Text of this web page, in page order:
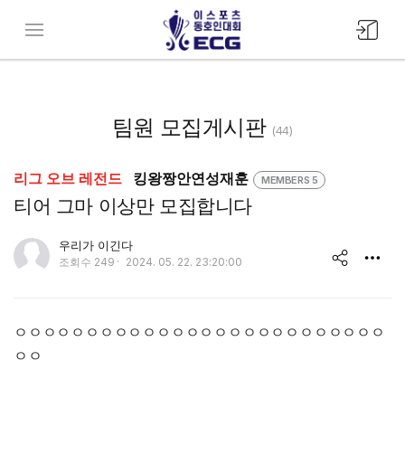
메뉴버튼
팀원 모집게시판 (44)
리그 오브 레전드 킹왕짱안연성재훈 MEMBERS 5
티어 그마 이상만 모집합니다
유저 이미지우리가 이긴다
조회수 249
작
성
2024. 05. 22. 23:20:00
ㅇㅇㅇㅇㅇㅇㅇㅇㅇㅇㅇㅇㅇㅇㅇㅇㅇㅇㅇㅇㅇㅇㅇㅇㅇㅇ
ㅇㅇ